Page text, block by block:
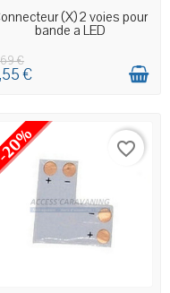
EN STOCK MAGASIN
(X) 2 voies pour
bande a LED
€
€
favorite_border